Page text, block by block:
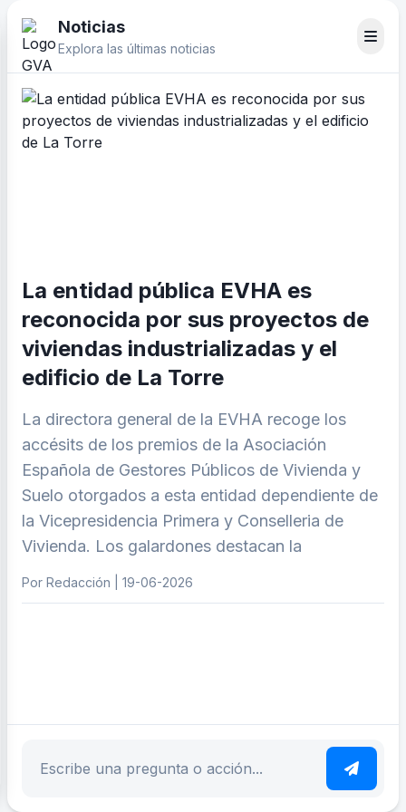
Noticias
Explora las últimas noticias
La entidad pública EVHA es
reconocida por sus proyectos de
viviendas industrializadas y el
edificio de La Torre
La directora general de la EVHA recoge los
accésits de los premios de la Asociación
Española de Gestores Públicos de Vivienda y
Suelo otorgados a esta entidad dependiente de
la Vicepresidencia Primera y Conselleria de
Vivienda. Los galardones destacan la
Por Redacción | 19-06-2026
Escribe tu pregunta